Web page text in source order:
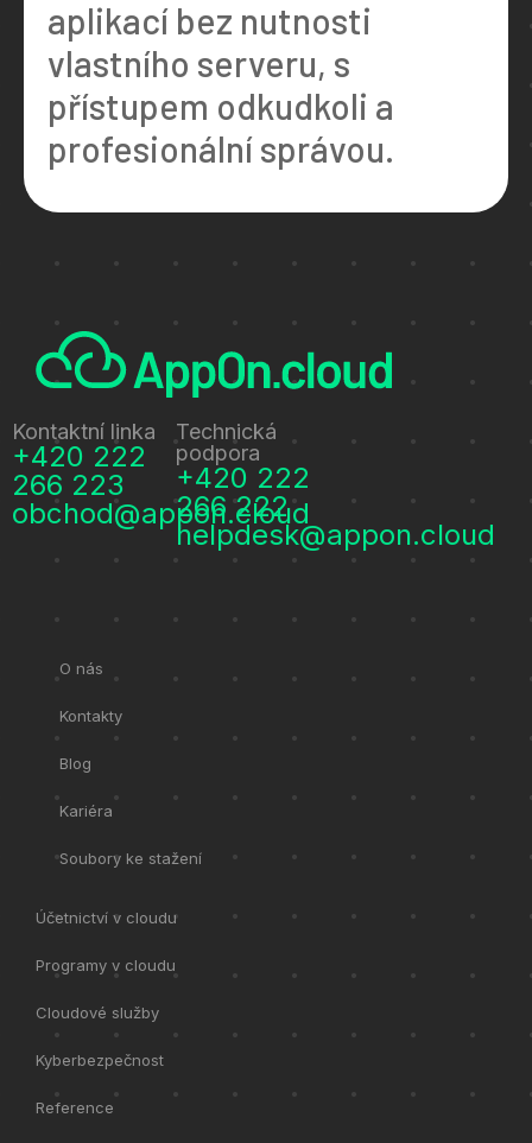
aplikací bez nutnosti
vlastního serveru, s
přístupem odkudkoli a
profesionální správou.
Kontaktní linka
+420 222
266 223
obchod@appon.cloud
Technická
podpora
+420 222
266 222
helpdesk@appon.cloud
O nás
Kontakty
Blog
Kariéra
Soubory ke stažení
Účetnictví v cloudu
Programy v cloudu
Cloudové služby
Kyberbezpečnost
Reference